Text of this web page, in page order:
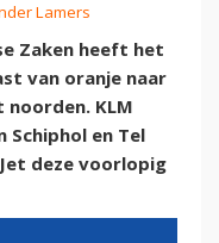
Lamers
Zaken heeft het
van oranje naar
KLM
en Tel
deze voorlopig